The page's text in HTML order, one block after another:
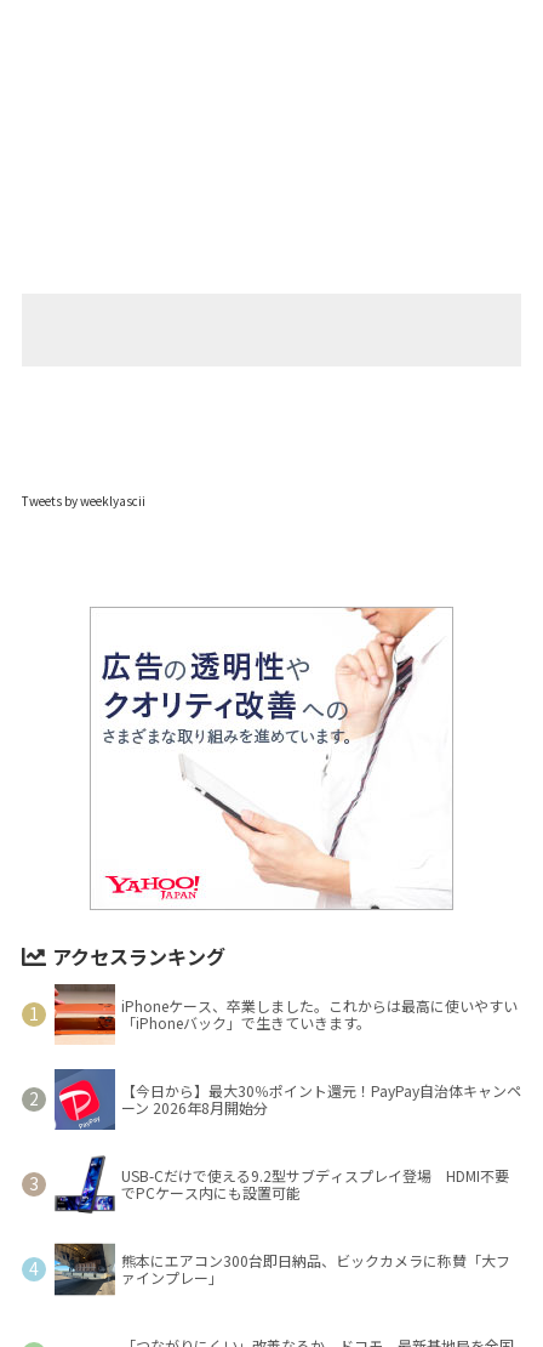
Tweets by weeklyascii
アクセスランキング
iPhoneケース、卒業しました。これからは最高に使いやすい
「iPhoneバック」で生きていきます。
【今日から】最大30％ポイント還元！PayPay自治体キャンペ
ーン 2026年8月開始分
USB-Cだけで使える9.2型サブディスプレイ登場 HDMI不要
でPCケース内にも設置可能
熊本にエアコン300台即日納品、ビックカメラに称賛「大フ
ァインプレー」